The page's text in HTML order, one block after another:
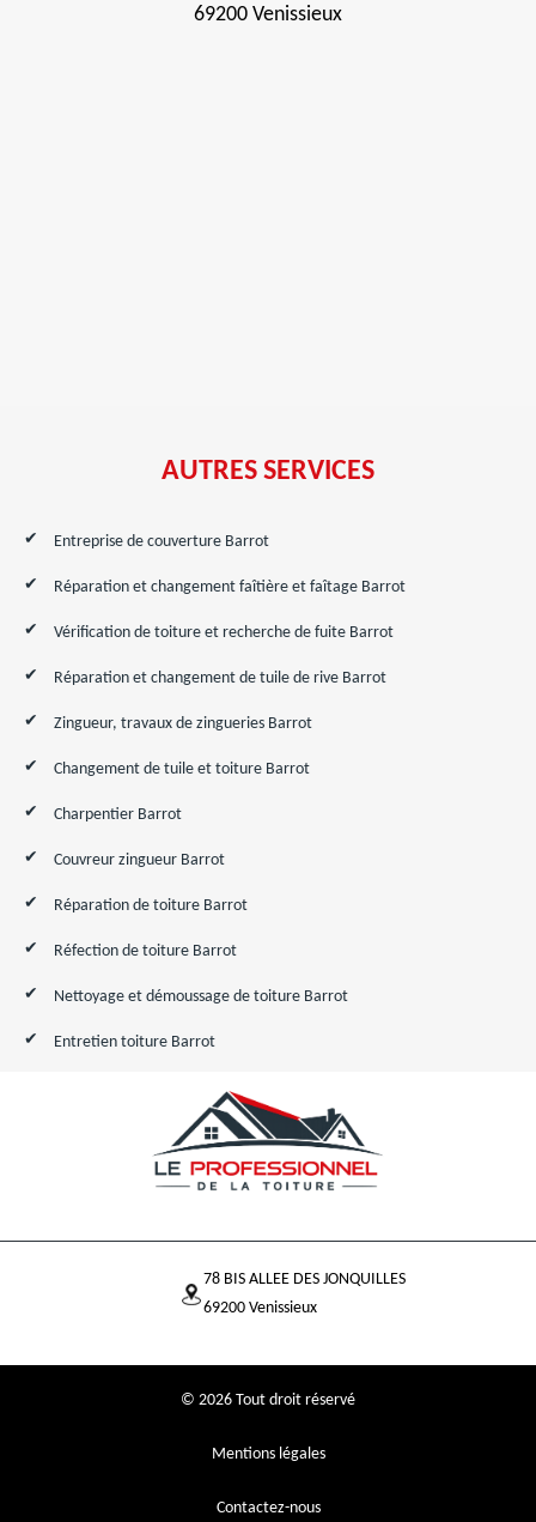
69200 Venissieux
AUTRES SERVICES
Entreprise de couverture Barrot
Réparation et changement faîtière et faîtage Barrot
Vérification de toiture et recherche de fuite Barrot
Réparation et changement de tuile de rive Barrot
Zingueur, travaux de zingueries Barrot
Changement de tuile et toiture Barrot
Charpentier Barrot
Couvreur zingueur Barrot
Réparation de toiture Barrot
Réfection de toiture Barrot
Nettoyage et démoussage de toiture Barrot
Entretien toiture Barrot
78 BIS ALLEE DES JONQUILLES
69200 Venissieux
© 2026 Tout droit réservé
Mentions légales
Contactez-nous